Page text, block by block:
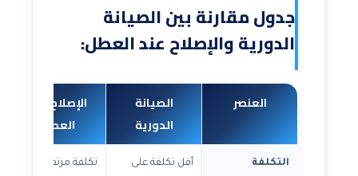
جدول مقارنة بين الصيانة
الدورية والإصلاح عند العطل:
العنصر
الصيانة
الدورية
الإصلاح عند
العطل
التكلفة
أقل تكلفة على
تكلفة مرتفعة في